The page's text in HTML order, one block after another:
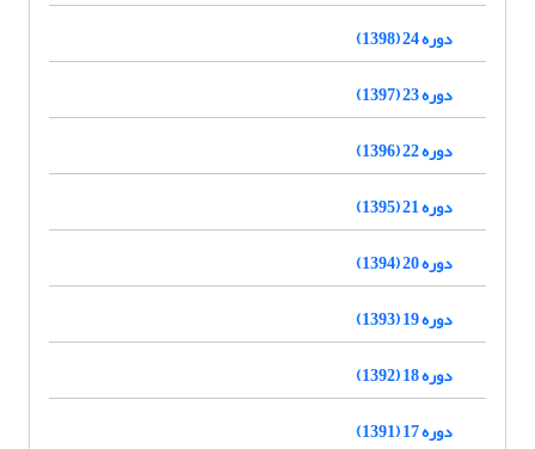
دوره 24 (1398)
دوره 23 (1397)
دوره 22 (1396)
دوره 21 (1395)
دوره 20 (1394)
دوره 19 (1393)
دوره 18 (1392)
دوره 17 (1391)